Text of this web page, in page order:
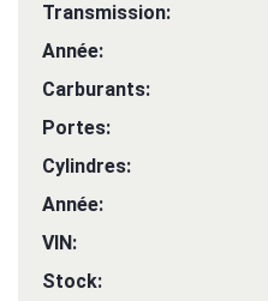
Transmission:
Année:
Carburants:
Portes:
Cylindres:
Année:
VIN:
Stock: